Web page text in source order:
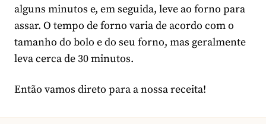
alguns minutos e, em seguida, leve ao forno para
assar. O tempo de forno varia de acordo com o
tamanho do bolo e do seu forno, mas geralmente
leva cerca de 30 minutos.
Então vamos direto para a nossa receita!